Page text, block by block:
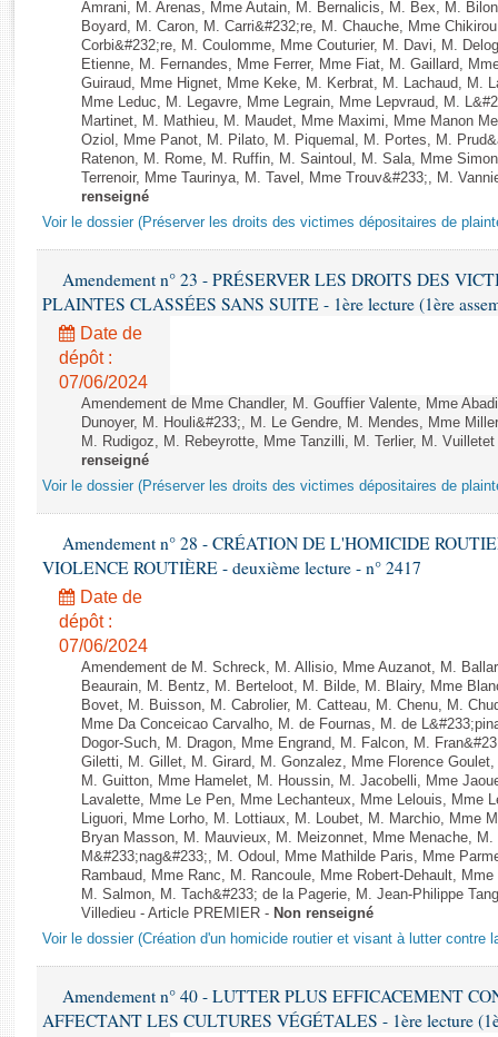
Rapports d'enquête
Rapports législatifs
Rapports sur l'application des lois
Baromètre de l’application des lois
Dossiers législatifs
Budget et sécurité sociale
Questions écrites et orales
Comptes rendus des débats
Amrani, M. Arenas, Mme Autain, M. Bernalicis, M. Bex, M.
Boyard, M. Caron, M. Carri&#232;re, M. Chauche, Mme
Corbi&#232;re, M. Coulomme, Mme Couturier, M. Davi, M.
Etienne, M. Fernandes, Mme Ferrer, Mme Fiat, M. Gaillard,
Guiraud, Mme Hignet, Mme Keke, M. Kerbrat, M. Lachaud, M.
Mme Leduc, M. Legavre, Mme Legrain, Mme Lepvraud, M.
Martinet, M. Mathieu, M. Maudet, Mme Maximi, Mme Manon
Oziol, Mme Panot, M. Pilato, M. Piquemal, M. Portes, M.
Ratenon, M. Rome, M. Ruffin, M. Saintoul, M. Sala, Mme
Terrenoir, Mme Taurinya, M. Tavel, Mme Trouv&#233;, M.
renseigné
Voir le dossier (Préserver les droits des victimes dépositaires de
Amendement n° 23 - PRÉSERVER LES DROITS DES
PLAINTES CLASSÉES SANS SUITE - 1ère lecture (1ère
Date de
dépôt :
07/06/2024
Amendement de Mme Chandler, M. Gouffier Valente, Mme
Dunoyer, M. Houli&#233;, M. Le Gendre, M. Mendes, Mme
M. Rudigoz, M. Rebeyrotte, Mme Tanzilli, M. Terlier, M.
renseigné
Voir le dossier (Préserver les droits des victimes dépositaires de
Amendement n° 28 - CRÉATION DE L'HOMICIDE
VIOLENCE ROUTIÈRE - deuxième lecture - n° 2417
Date de
dépôt :
07/06/2024
Amendement de M. Schreck, M. Allisio, Mme Auzanot, M.
Beaurain, M. Bentz, M. Berteloot, M. Bilde, M. Blairy, Mme
Bovet, M. Buisson, M. Cabrolier, M. Catteau, M. Chenu, M.
Mme Da Conceicao Carvalho, M. de Fournas, M. de
Dogor-Such, M. Dragon, Mme Engrand, M. Falcon, M.
Giletti, M. Gillet, M. Girard, M. Gonzalez, Mme Florence
M. Guitton, Mme Hamelet, M. Houssin, M. Jacobelli, Mme
Lavalette, Mme Le Pen, Mme Lechanteux, Mme Lelouis, Mme
Liguori, Mme Lorho, M. Lottiaux, M. Loubet, M. Marchio, Mme
Bryan Masson, M. Mauvieux, M. Meizonnet, Mme Menache,
M&#233;nag&#233;, M. Odoul, Mme Mathilde Paris, Mme
Rambaud, Mme Ranc, M. Rancoule, Mme Robert-Dehault,
M. Salmon, M. Tach&#233; de la Pagerie, M. Jean-Philippe
Villedieu - Article PREMIER - Non renseigné
Voir le dossier (Création d'un homicide routier et visant à lutter contre
Amendement n° 40 - LUTTER PLUS EFFICACEMENT
AFFECTANT LES CULTURES VÉGÉTALES - 1ère lecture